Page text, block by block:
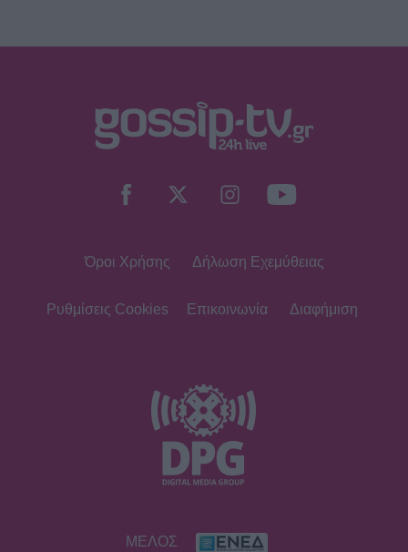
Όροι Χρήσης Δήλωση Εχεμύθειας
Ρυθμίσεις Cookies Επικοινωνία Διαφήμιση
ΜΕΛΟΣ